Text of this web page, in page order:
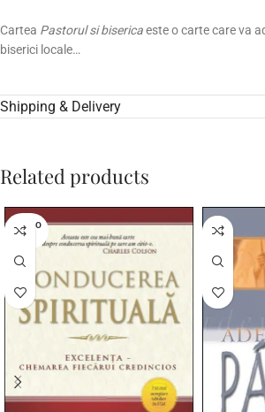
Cartea Pastorul si bisericaeste o carte care va
biserici locale…
Shipping & Delivery
Related products
SOLD O
UT